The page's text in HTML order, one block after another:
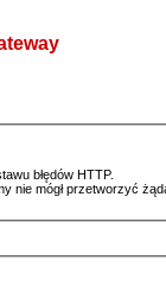
błędów HTTP.
nie mógł przetworzyć